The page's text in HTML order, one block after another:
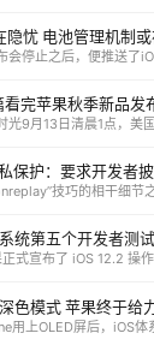
隐忧 电池管理机制
停止之后，便推送了
完苹果秋季新品发
光9月13日清晨1点，美
保护：要求开发者
技巧的相干细节
统第五个开发者测
式宣布了 iOS 12.2 操
色模式 苹果终于给
用上OLED屏后，iOS体